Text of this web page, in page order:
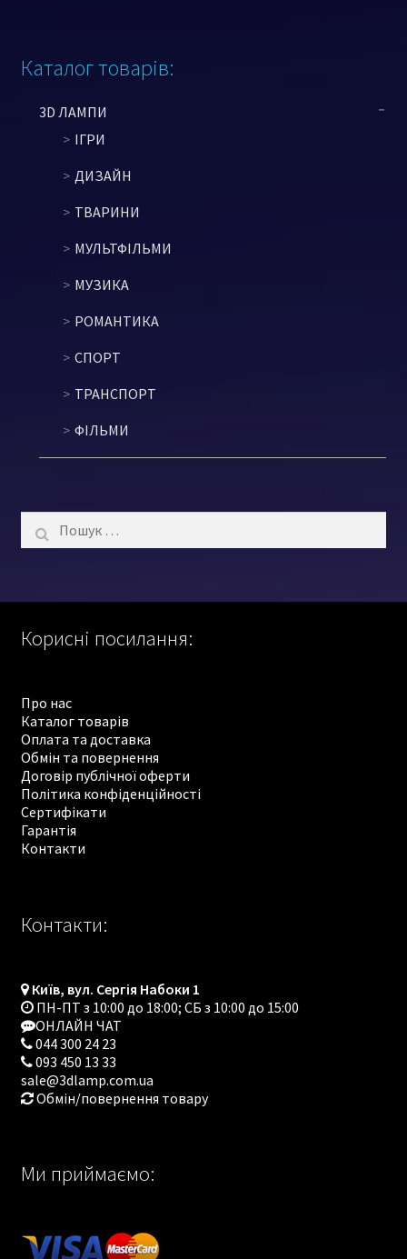
Каталог товарів:
3D ЛАМПИ
ІГРИ
ДИЗАЙН
ТВАРИНИ
МУЛЬТФІЛЬМИ
МУЗИКА
РОМАНТИКА
СПОРТ
ТРАНСПОРТ
ФІЛЬМИ
Пошук:
Корисні посилання:
Про нас
Каталог товарів
Оплата та доставка
Обмін та повернення
Договір публічної оферти
Політика конфіденційності
Сертифікати
Гарантія
Контакти
Контакти:
Київ, вул. Сергія Набоки 1
ПН-ПТ з 10:00 до 18:00; СБ з 10:00 до 15:00
ОНЛАЙН ЧАТ
044 300 24 23
093 450 13 33
sale@3dlamp.com.ua
Обмін/повернення товару
Ми приймаємо: